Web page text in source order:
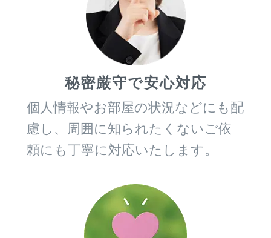
秘密厳守で安心対応
個人情報やお部屋の状況などにも配
慮し、周囲に知られたくないご依
頼にも丁寧に対応いたします。